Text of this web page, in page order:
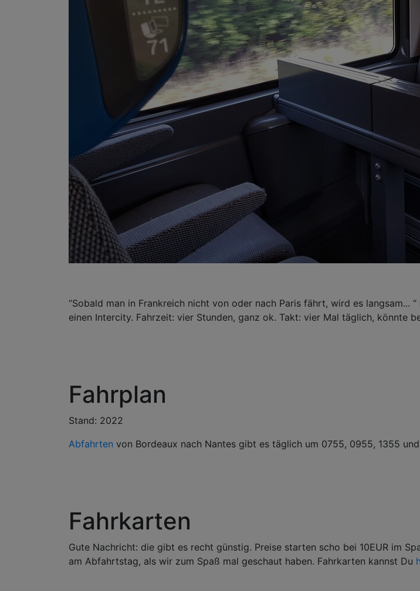
“Sobald man in Frankreich nicht von oder nach Paris fährt, wird es langsam...
einen Intercity. Fahrzeit: vier Stunden, ganz ok. Takt: vier Mal täglich, könnte
Fahrplan
Stand: 2022
Abfahrten von Bordeaux nach Nantes gibt es täglich um 0755, 0955, 1355
Fahrkarten
Gute Nachricht: die gibt es recht günstig. Preise starten scho bei 10EUR im
am Abfahrtstag, als wir zum Spaß mal geschaut haben. Fahrkarten kannst Du